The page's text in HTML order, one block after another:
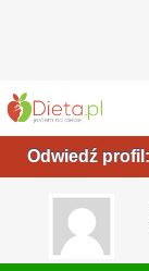
Odwiedź